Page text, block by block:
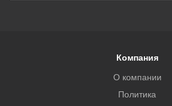
Компания
О компании
Политика